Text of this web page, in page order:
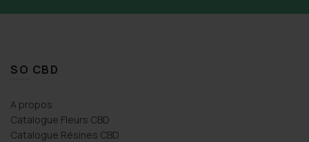
SO CBD
A propos
Catalogue Fleurs CBD
Catalogue Résines CBD